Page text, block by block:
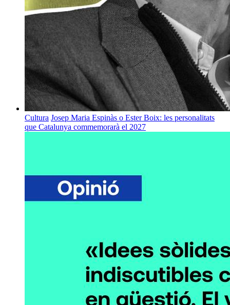
Cultura Josep Maria Espinàs o Ester Boix: les personalitats
que Catalunya commemorarà el 2027